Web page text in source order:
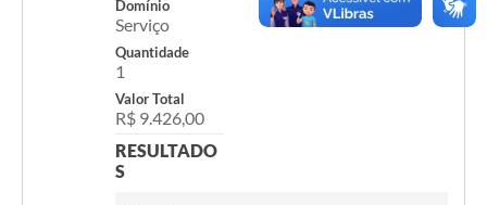
Galeria de Vídeos
Domínio
Serviço
Quantidade
1
Valor Total
R$ 9.426,00
RESULTADO
S